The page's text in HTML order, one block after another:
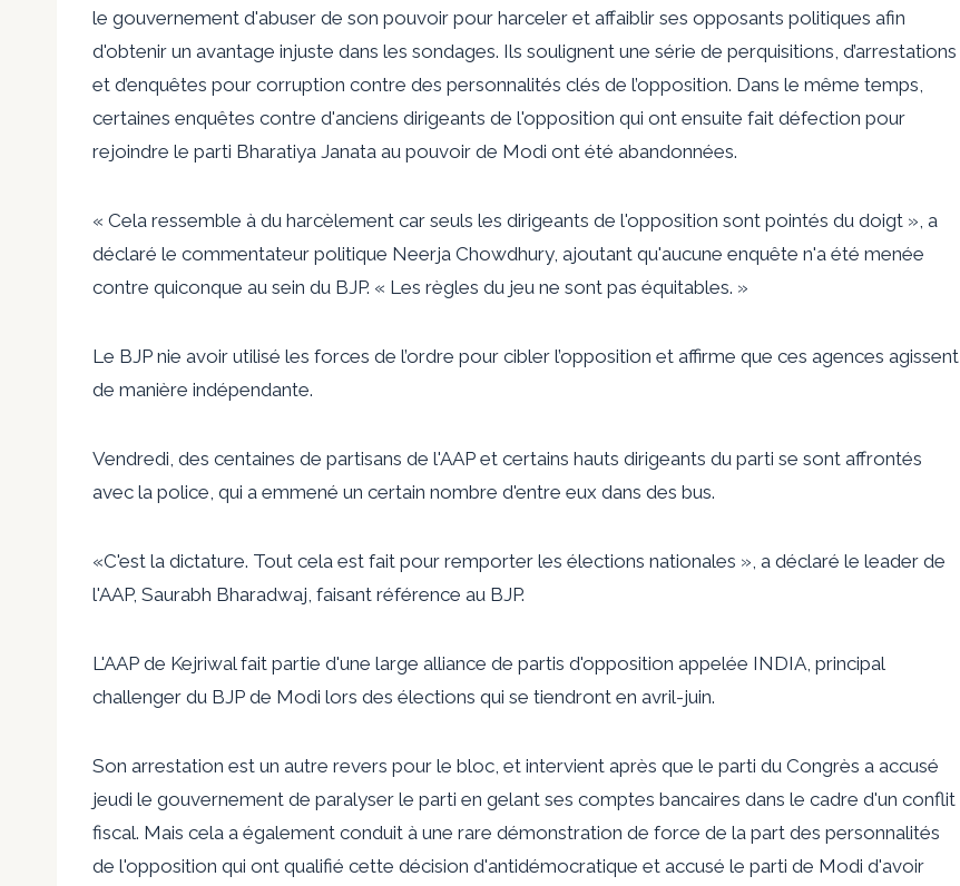
le gouvernement d'abuser de son pouvoir pour harceler et affaiblir ses opposants politiques afin
d'obtenir un avantage injuste dans les sondages. Ils soulignent une série de perquisitions, d’arrestations
et d’enquêtes pour corruption contre des personnalités clés de l’opposition. Dans le même temps,
certaines enquêtes contre d'anciens dirigeants de l'opposition qui ont ensuite fait défection pour
rejoindre le parti Bharatiya Janata au pouvoir de Modi ont été abandonnées.
« Cela ressemble à du harcèlement car seuls les dirigeants de l'opposition sont pointés du doigt », a
déclaré le commentateur politique Neerja Chowdhury, ajoutant qu'aucune enquête n'a été menée
contre quiconque au sein du BJP. « Les règles du jeu ne sont pas équitables. »
Le BJP nie avoir utilisé les forces de l’ordre pour cibler l’opposition et affirme que ces agences agissent
de manière indépendante.
Vendredi, des centaines de partisans de l'AAP et certains hauts dirigeants du parti se sont affrontés
avec la police, qui a emmené un certain nombre d'entre eux dans des bus.
«C'est la dictature. Tout cela est fait pour remporter les élections nationales », a déclaré le leader de
l'AAP, Saurabh Bharadwaj, faisant référence au BJP.
L'AAP de Kejriwal fait partie d'une large alliance de partis d'opposition appelée INDIA, principal
challenger du BJP de Modi lors des élections qui se tiendront en avril-juin.
Son arrestation est un autre revers pour le bloc, et intervient après que le parti du Congrès a accusé
jeudi le gouvernement de paralyser le parti en gelant ses comptes bancaires dans le cadre d'un conflit
fiscal. Mais cela a également conduit à une rare démonstration de force de la part des personnalités
de l'opposition qui ont qualifié cette décision d'antidémocratique et accusé le parti de Modi d'avoir